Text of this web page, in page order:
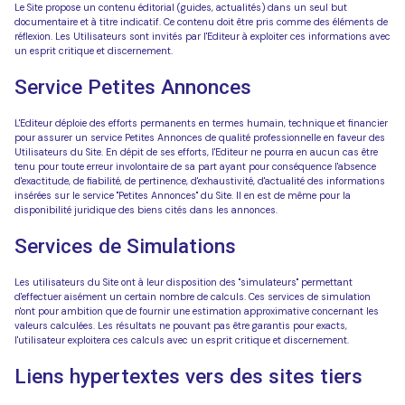
Le Site propose un contenu éditorial (guides, actualités) dans un seul but
documentaire et à titre indicatif. Ce contenu doit être pris comme des éléments de
réflexion. Les Utilisateurs sont invités par l'Editeur à exploiter ces informations avec
un esprit critique et discernement.
Service Petites Annonces
L'Editeur déploie des efforts permanents en termes humain, technique et financier
pour assurer un service Petites Annonces de qualité professionnelle en faveur des
Utilisateurs du Site. En dépit de ses efforts, l'Editeur ne pourra en aucun cas être
tenu pour toute erreur involontaire de sa part ayant pour conséquence l'absence
d'exactitude, de fiabilité, de pertinence, d'exhaustivité, d'actualité des informations
insérées sur le service "Petites Annonces" du Site. Il en est de même pour la
disponibilité juridique des biens cités dans les annonces.
Services de Simulations
Les utilisateurs du Site ont à leur disposition des "simulateurs" permettant
d'effectuer aisément un certain nombre de calculs. Ces services de simulation
n'ont pour ambition que de fournir une estimation approximative concernant les
valeurs calculées. Les résultats ne pouvant pas être garantis pour exacts,
l'utilisateur exploitera ces calculs avec un esprit critique et discernement.
Liens hypertextes vers des sites tiers